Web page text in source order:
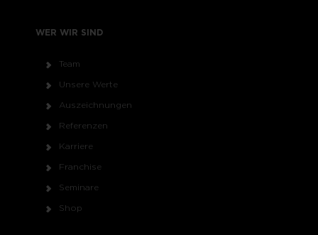
WER WIR SIND
Team
Unsere Werte
Auszeichnungen
Referenzen
Karriere
Franchise
Seminare
Shop